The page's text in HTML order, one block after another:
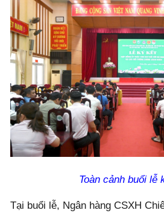
Toàn cảnh buổi lễ
Tại buổi lễ, Ngân hàng CSXH